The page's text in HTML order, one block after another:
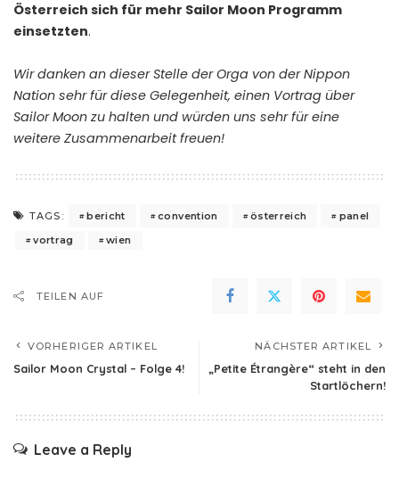
Österreich sich für mehr Sailor Moon Programm
einsetzten.
Wir danken an dieser Stelle der Orga von der Nippon
Nation sehr für diese Gelegenheit, einen Vortrag über
Sailor Moon zu halten und würden uns sehr für eine
weitere Zusammenarbeit freuen!
TAGS: bericht convention österreich
panel
vortrag
wien
TEILEN AUF
VORHERIGER ARTIKEL
Sailor Moon Crystal – Folge 4!
NÄCHSTER ARTIKEL
„Petite Étrangère“ steht in den
Startlöchern!
Leave a Reply